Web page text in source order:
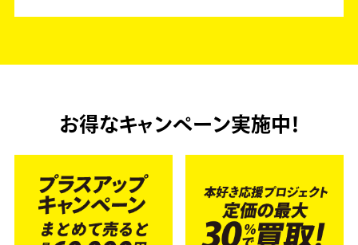
お得なキャンペーン実施中！